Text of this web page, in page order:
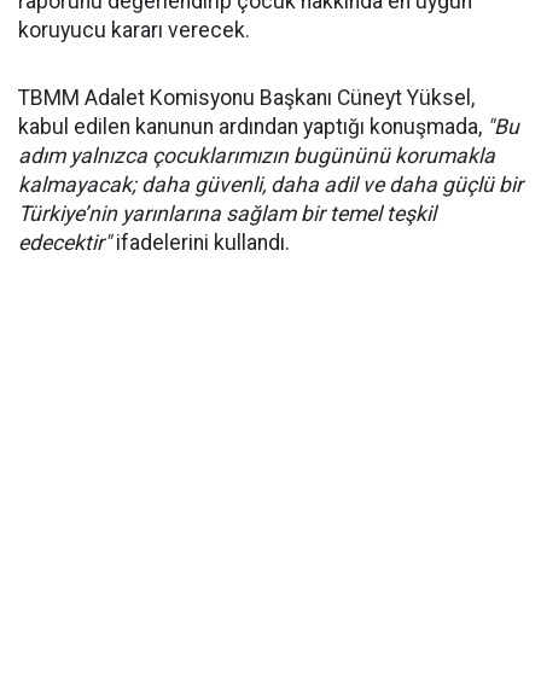
koruyucu kararı verecek.
TBMM Adalet Komisyonu Başkanı Cüneyt Yüksel,
kabul edilen kanunun ardından yaptığı konuşmada, "Bu
adım yalnızca çocuklarımızın bugününü korumakla
kalmayacak; daha güvenli, daha adil ve daha güçlü bir
Türkiye’nin yarınlarına sağlam bir temel teşkil
edecektir"ifadelerini kullandı.